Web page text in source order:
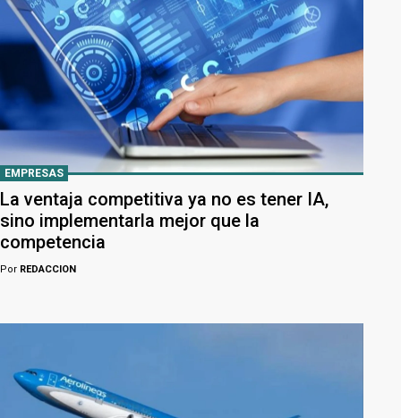
EMPRESAS
La ventaja competitiva ya no es tener IA,
sino implementarla mejor que la
competencia
Por REDACCION